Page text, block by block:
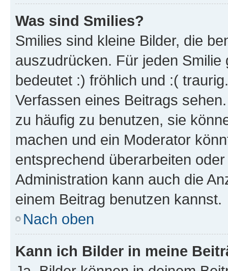
Was sind Smilies?
Smilies sind kleine Bilder, die
auszudrücken. Für jeden
bedeutet :) fröhlich und :(
Verfassen eines Beitrags
zu häufig zu benutzen, sie
machen und ein Moderator
entsprechend überarbeiten
Administration kann auch die
einem Beitrag benutzen kannst.
Nach oben
Kann ich Bilder in meine